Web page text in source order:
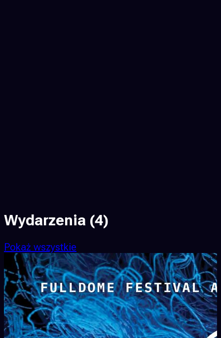
Wydarzenia (4)
Pokaż wszystkie